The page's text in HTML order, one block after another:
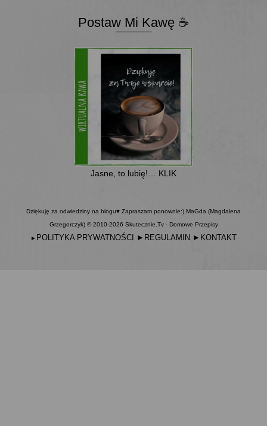
Postaw Mi Kawę ☕
Jasne, to lubię!… KLIK
Dziękuję za odwiedziny na blogu♥ Zapraszam ponownie:) MaGda (Magdalena
Grzegorczyk) © 2010-2026 Skutecznie.Tv - Domowe Przepisy
► POLITYKA PRYWATNOŚCI ► REGULAMIN ► KONTAKT